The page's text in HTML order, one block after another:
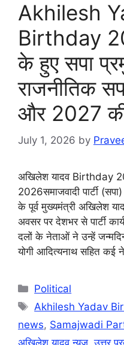
Akhilesh
Birthday
के हुए सपा
राजनीतिक
और 2027 की
July 1, 2026 by
अखिलेश यादव Birthday
2026समाजवादी पार्टी
के पूर्व मुख्यमंत्री अखिलेश
अवसर पर देशभर से पार्टी
दलों के नेताओं ने उन्हें
योगी आदित्यनाथ सहित
Categories
Political
Tags
Akhilesh Yadav
news, Samajwadi
अखिलेश यादव न्यूज़,उत्तर